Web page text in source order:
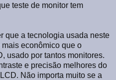
teste de monitor tem
que a tecnologia usada neste
econômico que o
usado por tantos monitores.
e precisão melhores do
Não importa muito se a